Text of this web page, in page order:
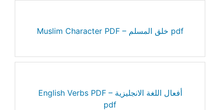
Muslim Character PDF – خلق المسلم pdf
English Verbs PDF – أفعال اللغة الانجليزية
pdf